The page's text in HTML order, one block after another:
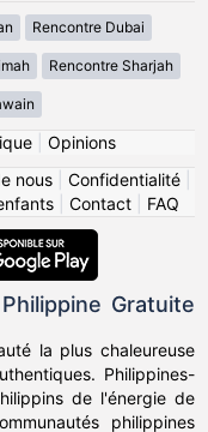
Rencontre Dubai
Rencontre Sharjah
| Opinions
nous Confidentialité
| Contact| FAQ
Gratuite
la plus chaleureuse
Philippines-
de l'énergie de
philippines